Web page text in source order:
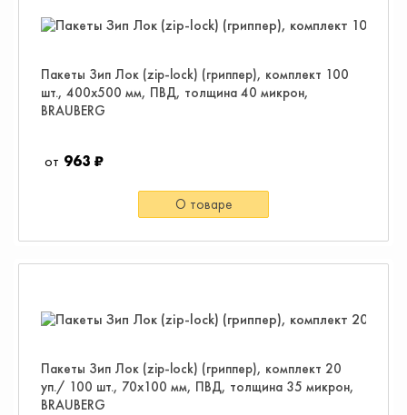
Пакеты Зип Лок (zip-lock) (гриппер), комплект 100
шт., 400х500 мм, ПВД, толщина 40 микрон,
BRAUBERG
963 ₽
О товаре
Пакеты Зип Лок (zip-lock) (гриппер), комплект 20
уп./ 100 шт., 70х100 мм, ПВД, толщина 35 микрон,
BRAUBERG